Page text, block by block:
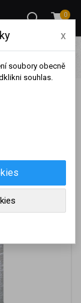
0
in Basic Whey 80 -
x
soubory obecně
souhlas.